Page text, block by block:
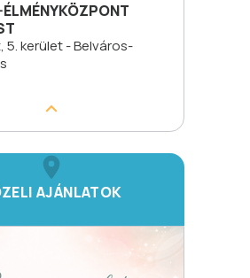
ÉLMÉNYKÖZPONT
5. kerület - Belváros-
AJÁNLATOK